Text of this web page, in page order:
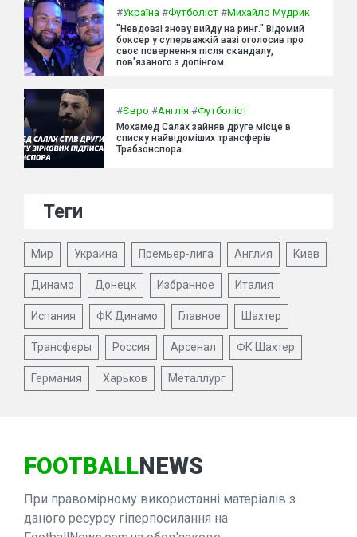
#Україна #Футболіст #Михайло Мудрик
"Невдовзі знову вийду на ринг." Відомий
боксер у суперважкій вазі оголосив про
своє повернення після скандалу,
пов'язаного з допінгом.
#Євро #Англія #Футболіст
Мохамед Салах зайняв друге місце в
списку найвідоміших трансферів
Трабзонспора.
Теги
Мир Украина Премьер-лига Англия Киев
Динамо Донецк Избранное Италия
Испания ФК Динамо Главное Шахтер
Трансферы Россия Арсенал ФК Шахтер
Германия Харьков Металлург
FOOTBALLNEWS
При правомірному використанні матеріалів з
даного ресурсу гіперпосилання на